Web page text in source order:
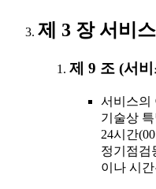
제 3 장 서비
제 9 조 (서
서비스의
기술상
24시간
정기점검
이나 시